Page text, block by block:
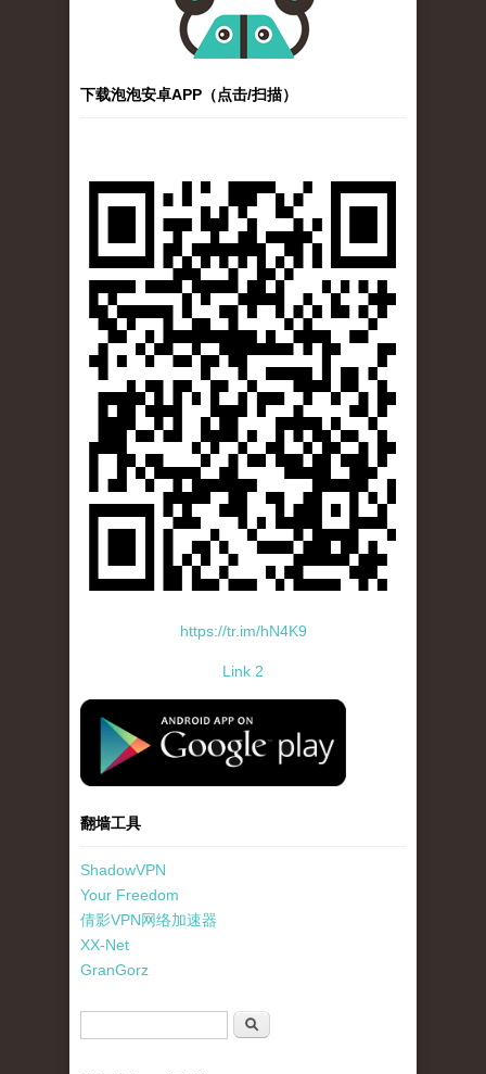
下载泡泡安卓APP（点击/扫描）
https://tr.im/hN4K9
Link 2
standard-icon-googleplay-app-store.png
翻墙工具
ShadowVPN
Your Freedom
倩影VPN网络加速器
XX-Net
GranGorz
搜索